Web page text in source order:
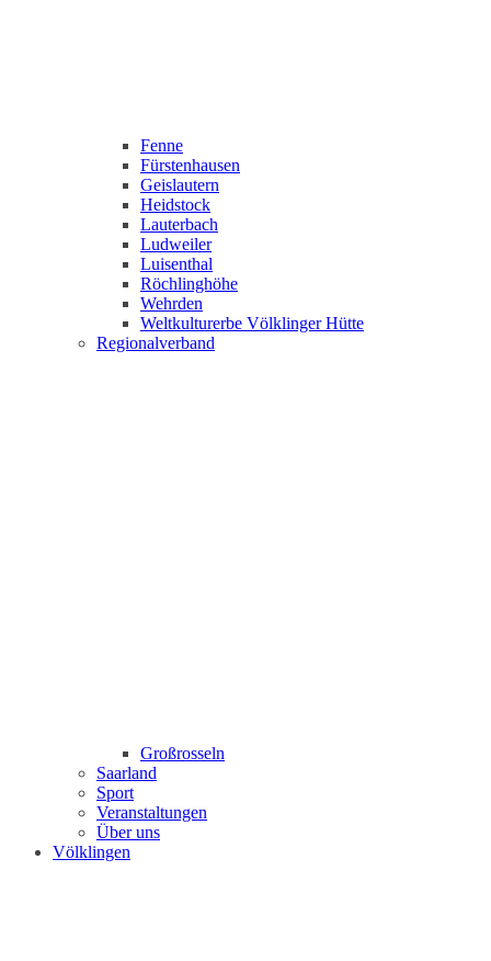
Fenne
Fürstenhausen
Geislautern
Heidstock
Lauterbach
Ludweiler
Luisenthal
Röchlinghöhe
Wehrden
Weltkulturerbe Völklinger Hütte
Regionalverband
Großrosseln
Saarland
Sport
Veranstaltungen
Über uns
Völklingen